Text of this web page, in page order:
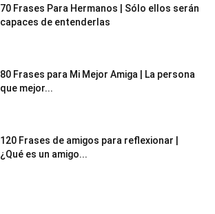
70 Frases Para Hermanos | Sólo ellos serán
capaces de entenderlas
80 Frases para Mi Mejor Amiga | La persona
que mejor...
120 Frases de amigos para reflexionar |
¿Qué es un amigo...